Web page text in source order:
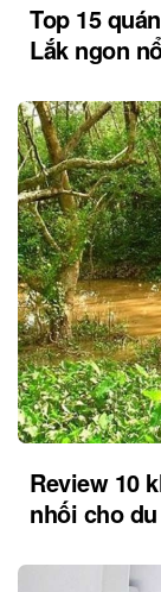
Top 15
Lắk ngon
Review 10
nhối cho